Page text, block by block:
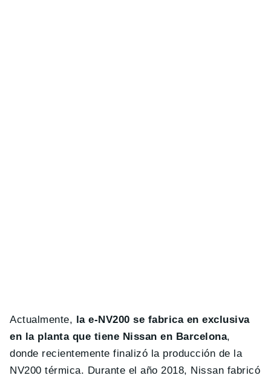
Actualmente,
la e-NV200 se fabrica en exclusiva
en la planta que tiene Nissan en Barcelona,
donde recientemente finalizó la producción de la
NV200 térmica. Durante el año 2018, Nissan fabricó